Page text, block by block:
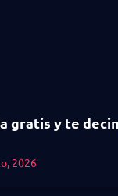
gratis y te
2026